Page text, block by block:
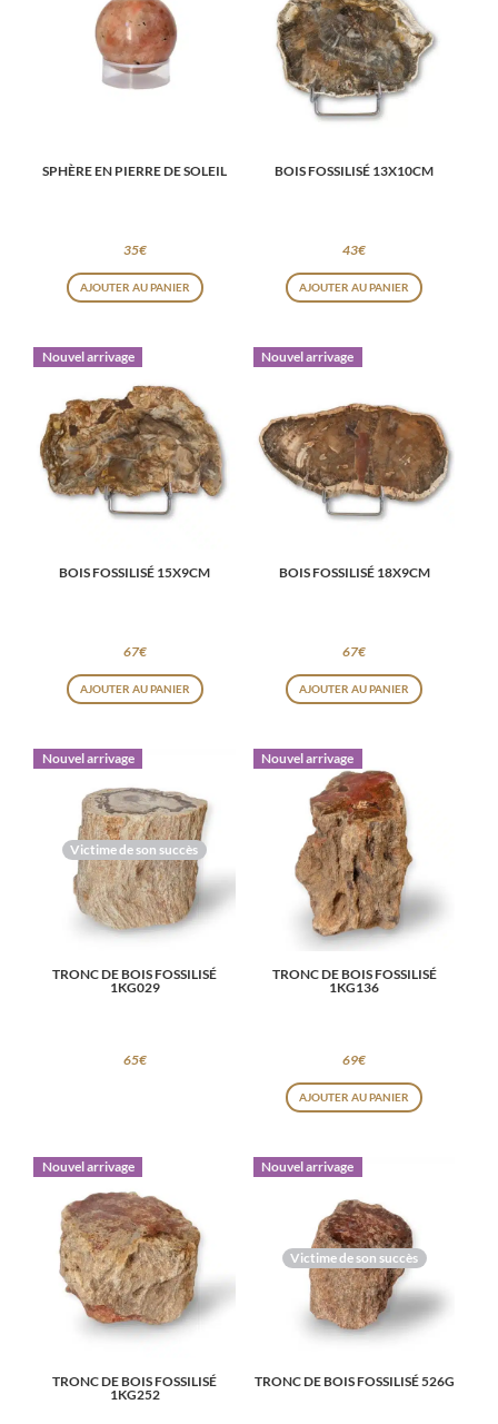
SPHÈRE EN PIERRE DE SOLEIL
35€
AJOUTER AU PANIER
BOIS FOSSILISÉ 13X10CM
43€
AJOUTER AU PANIER
Nouvel arrivage
BOIS FOSSILISÉ 15X9CM
67€
AJOUTER AU PANIER
Nouvel arrivage
BOIS FOSSILISÉ 18X9CM
67€
AJOUTER AU PANIER
Victime de son succès
Nouvel arrivage
TRONC DE BOIS FOSSILISÉ
1KG029
65€
Nouvel arrivage
TRONC DE BOIS FOSSILISÉ
1KG136
69€
AJOUTER AU PANIER
Nouvel arrivage
TRONC DE BOIS FOSSILISÉ
1KG252
Victime de son succès
Nouvel arrivage
TRONC DE BOIS FOSSILISÉ 526G